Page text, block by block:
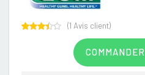
(1 Avis client)